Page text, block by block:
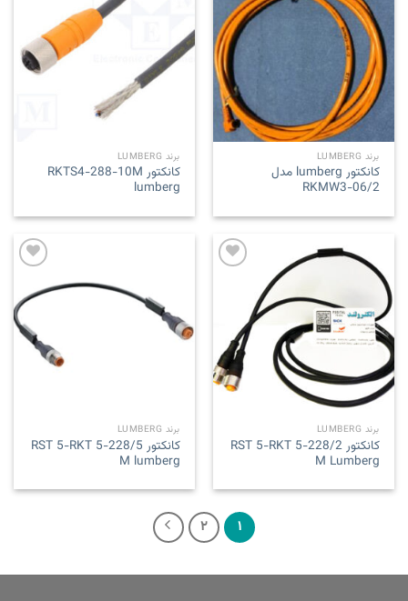
Add to
wishlist
برند LUMBERG
کانکتور lumberg مدل
RKMW3-06/2
Add to
wishlist
برند LUMBERG
کانکتور RKTS4-288-10M
lumberg
wishlist
برند LUMBERG
کانکتور RST 5-RKT 5-228/2
M Lumberg
Add to
wishlist
برند LUMBERG
کانکتور RST 5-RKT 5-228/5
M lumberg
۱ ۲